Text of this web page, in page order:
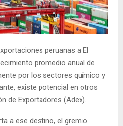
peruanas a El
promedio anual de
por los sectores químico y
existe potencial en otros
de Exportadores (Adex).
a ese destino, el gremio